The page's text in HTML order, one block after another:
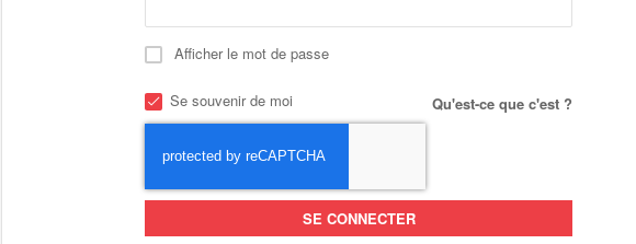
Afficher le mot de passe
Se souvenir de moi Qu'est-ce que c'est ?
SE CONNECTER